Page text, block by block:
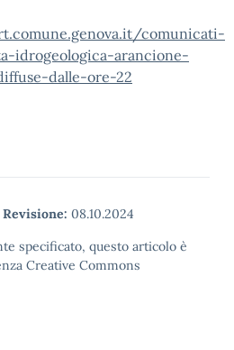
comunicati-
idrogeologica-arancione-
dalle-ore-22
Revisione: 08.10.2024
specificato, questo articolo è
Creative Commons